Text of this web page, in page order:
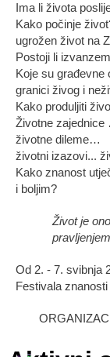
Ima li života
Kako počinje
ugrožen život na
Postoji li
Koje su građevne
granici živog i
Kako produljiti
Životne
životne dileme…
životni izazovi...
Kako znanost
i boljim?
Život je
Od 2. - 7. svibnja
Festivala